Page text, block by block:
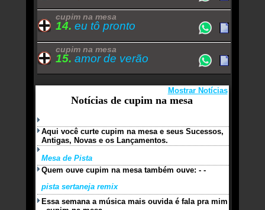
cupim na mesa
14. eu tô pronto
cupim na mesa
15. amor de verão
Notícias de cupim na mesa
Mostrar Notícias
Aqui você curte cupim na mesa e seus Sucessos,
Antigas, Novas e os Lançamentos.
Mesa de Pista
Quem ouve cupim na mesa também ouve: - -
pista sertaneja remix
Essa semana a música mais ouvida é fala pra mim